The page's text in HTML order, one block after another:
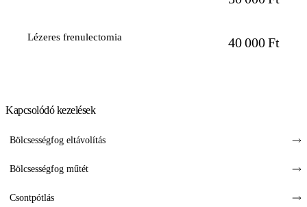
Lézeres frenulectomia 40 000 Ft
Kapcsolódó kezelések
Bölcsességfog eltávolítás
Bölcsességfog műtét
Csontpótlás